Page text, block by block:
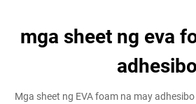
mga sheet ng eva
adhesibo
Mga sheet ng EVA foam na may